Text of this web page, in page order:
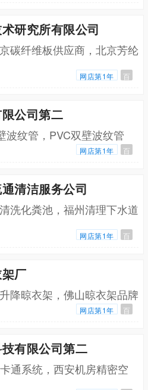
研究所有限公司
碳纤维板供应商，北京芳纶
网店第1年 百
公司第二
波纹管，PVC双壁波纹管
网店第1年 百
清洁服务公司
洗化粪池，福州清理下水道
网店第1年 百
厂
降晾衣架，佛山晾衣架品牌
网店第1年 百
有限公司第二
通系统，西安机房精密空